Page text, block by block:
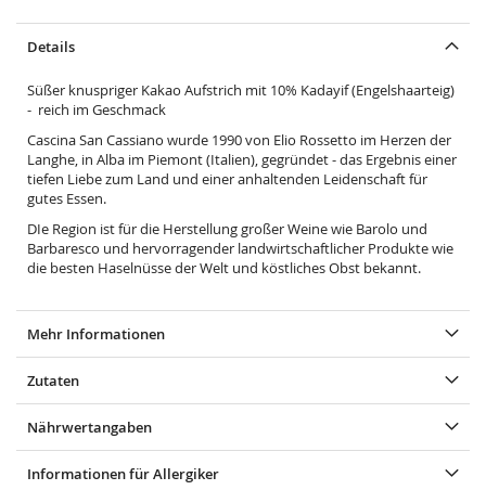
Details
Süßer knuspriger Kakao Aufstrich mit 10% Kadayif (Engelshaarteig)
- reich im Geschmack
Cascina San Cassiano wurde 1990 von Elio Rossetto im Herzen der
Langhe, in Alba im Piemont (Italien), gegründet - das Ergebnis einer
tiefen Liebe zum Land und einer anhaltenden Leidenschaft für
gutes Essen.
DIe Region ist für die Herstellung großer Weine wie Barolo und
Barbaresco und hervorragender landwirtschaftlicher Produkte wie
die besten Haselnüsse der Welt und köstliches Obst bekannt.
Mehr Informationen
Zutaten
Nährwertangaben
Informationen für Allergiker